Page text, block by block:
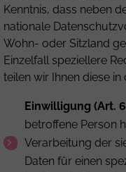
Kenntnis, dass neben
nationale
Wohn- oder Sitzland
Einzelfall speziellere
teilen wir Ihnen diese
Einwilligung (Art. 6
betroffene Person
Verarbeitung der
Daten für einen